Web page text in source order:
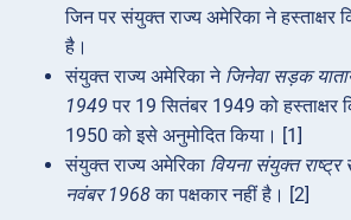
जिन पर संयुक्त राज्य अमेरिका ने हस्ताक्षर
है।
संयुक्त राज्य अमेरिका ने जिनेवा सड़क
1949 पर 19 सितंबर 1949 को
1950 को इसे अनुमोदित किया। [1]
संयुक्त राज्य अमेरिका वियना संयुक्त
नवंबर 1968का पक्षकार नहीं है। [2]